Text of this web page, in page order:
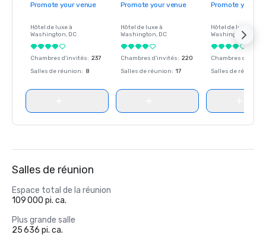
Promote your venue
Hôtel de luxe à
Washington, DC
Chambres d'invités: 237
Salles de réunion: 8
Promote your venue
Hôtel de luxe à
Washington, DC
Chambres d'invités: 220
Salles de réunion: 17
Promote your
Hôtel de luxe à
Washington
Chambres
Salles de réunion
Salles de réunion
Espace total de la réunion
109 000 pi. ca.
Plus grande salle
25 636 pi. ca.